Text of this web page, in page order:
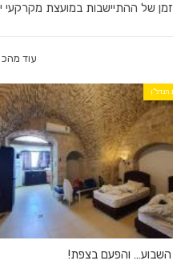
של ההתיישבות במועצת מקרקעי
עוד
הנדל"ן
והפעם בצפת!